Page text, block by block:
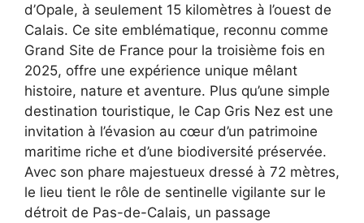
d’Opale, à seulement 15 kilomètres à l’ouest de
Calais. Ce site emblématique, reconnu comme
Grand Site de France pour la troisième fois en
2025, offre une expérience unique mêlant
histoire, nature et aventure. Plus qu’une simple
destination touristique, le Cap Gris Nez est une
invitation à l’évasion au cœur d’un patrimoine
maritime riche et d’une biodiversité préservée.
Avec son phare majestueux dressé à 72 mètres,
le lieu tient le rôle de sentinelle vigilante sur le
détroit de Pas-de-Calais, un passage